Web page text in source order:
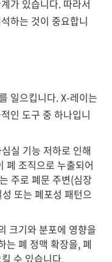
가 있습니다. 따라서
하는 것이 중요합니
일으킵니다. X-레이는
인 도구 중 하나입니
실 기능 저하로 인해
폐 조직으로 누출되어
주로 폐문 주변(심장
또는 폐포성 패턴으
크기와 분포에 영향을
는 폐 정맥 확장을, 폐
수 있습니다.